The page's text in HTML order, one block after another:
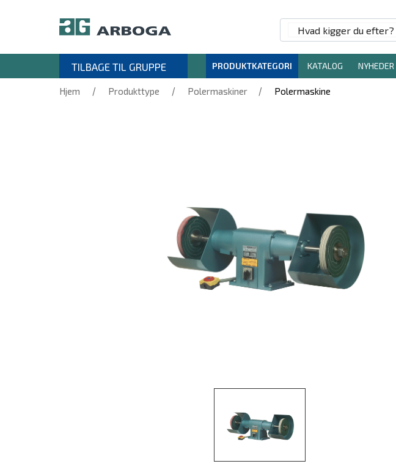
TILBAGE TIL GRUPPE PRODUKTKATEGORI KATALOG NYHEDER
Hjem / Produkttype / Polermaskiner / Polermaskine